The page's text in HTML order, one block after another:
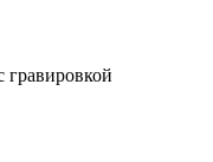
гравировкой